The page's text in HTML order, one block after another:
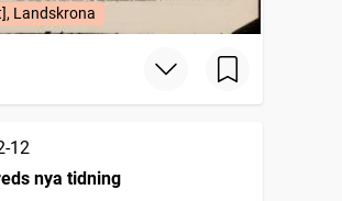
Landskrona
12
nya tidning